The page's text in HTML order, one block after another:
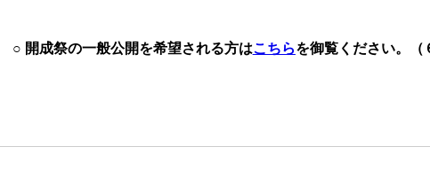
○ 開成祭の一般公開を希望される方はこちらを御覧ください。（